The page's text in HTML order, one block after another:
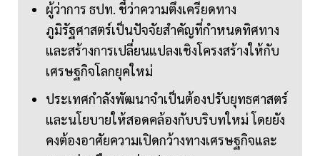
ผู้ว่าการ ธปท. ชี้ว่าความตึงเครียดทาง
ภูมิรัฐศาสตร์เป็นปัจจัยสำคัญที่กำหนดทิศทาง
และสร้างการเปลี่ยนแปลงเชิงโครงสร้างให้กับ
เศรษฐกิจโลกยุคใหม่
ประเทศกำลังพัฒนาจำเป็นต้องปรับยุทธศาสตร์
และนโยบายให้สอดคล้องกับบริบทใหม่ โดยยัง
คงต้องอาศัยความเปิดกว้างทางเศรษฐกิจและ